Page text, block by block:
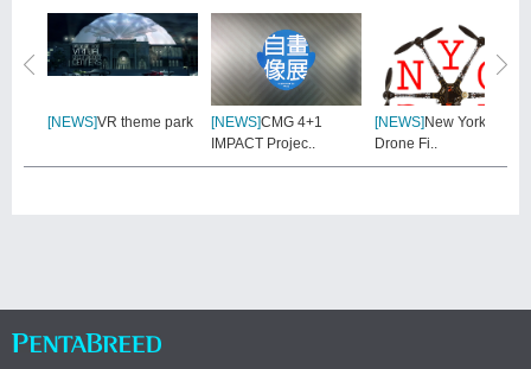
[NEWS]VR theme park [NEWS]CMG 4+1
IMPACT Projec..
[NEWS] New York City
Drone Fi..